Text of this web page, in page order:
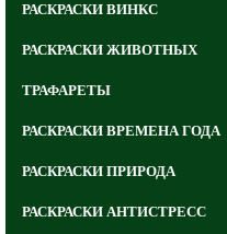
РАСКРАСКИ ВИНКС
РАСКРАСКИ ЖИВОТНЫХ
ТРАФАРЕТЫ
РАСКРАСКИ ВРЕМЕНА ГОДА
РАСКРАСКИ ПРИРОДА
РАСКРАСКИ АНТИСТРЕСС